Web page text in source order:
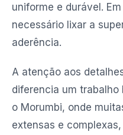
uniforme e durável.
necessário lixar a
aderência.
A atenção aos
diferencia um trabalho
o Morumbi, onde
extensas e